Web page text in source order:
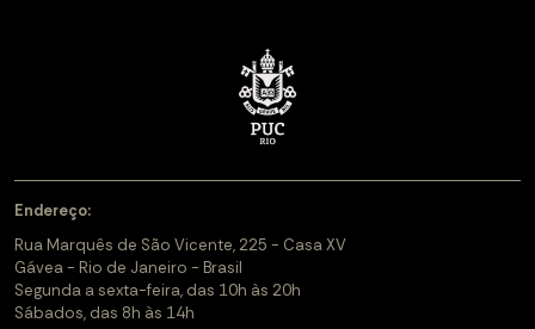
Endereço:
Rua Marquês de São Vicente, 225 - Casa XV
Gávea - Rio de Janeiro - Brasil
Segunda a sexta-feira, das 10h às 20h
Sábados, das 8h às 14h